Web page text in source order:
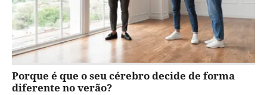
Porque é que o seu cérebro decide de forma
diferente no verão?